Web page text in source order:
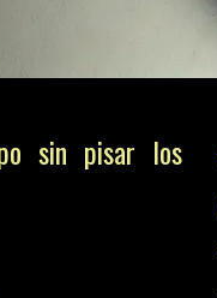
sin pisar los